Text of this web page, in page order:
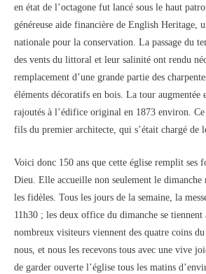
en état de l’octagone fut lancé sous le haut
généreuse aide financière de English Heritage,
nationale pour la conservation. La passage du
des vents du littoral et leur salinité ont rendu
remplacement d’une grande partie des
éléments décoratifs en bois. La tour augmentée
rajoutés à l’édifice original en 1873 environ.
fils du premier architecte, qui s’était chargé de
Voici donc 150 ans que cette église remplit ses
Dieu. Elle accueille non seulement le dimanche
les fidèles. Tous les jours de la semaine, la
11h30 ; les deux office du dimanche se tiennent
nombreux visiteurs viennent des quatre coins
nous, et nous les recevons tous avec une vive
de garder ouverte l’église tous les matins